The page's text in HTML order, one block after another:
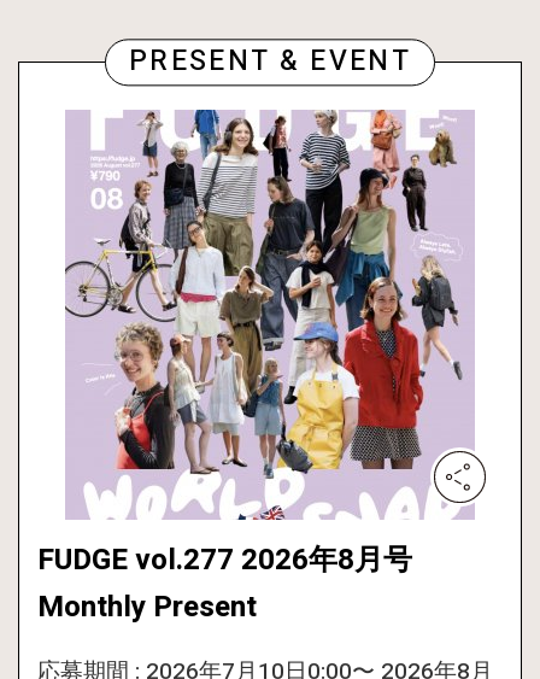
PRESENT & EVENT
FUDGE vol.277 2026年8月号
Monthly Present